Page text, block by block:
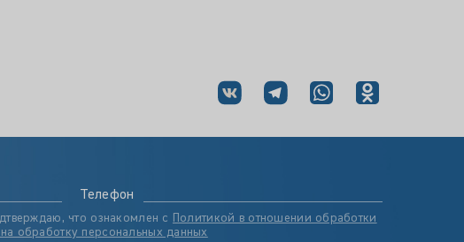
Телефон
что ознакомлен с Политикой в отношении обработки
обработку персональных данных